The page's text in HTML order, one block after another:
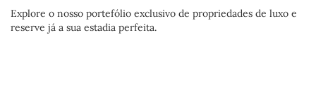
Explore o nosso portefólio exclusivo de propriedades de luxo e
reserve já a sua estadia perfeita.